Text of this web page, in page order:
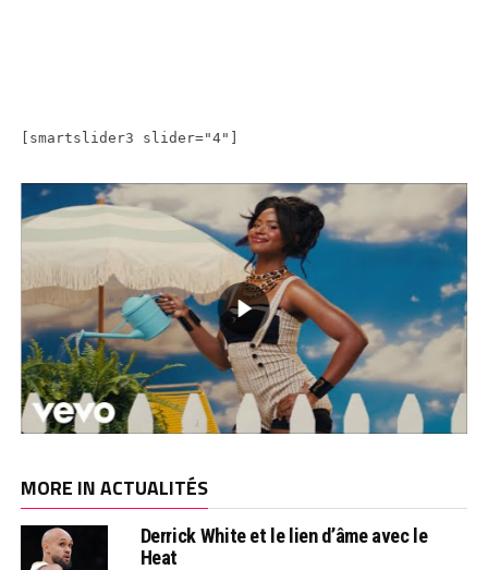
[smartslider3 slider="4"]
MORE IN ACTUALITÉS
Derrick White et le lien d’âme avec le
Heat